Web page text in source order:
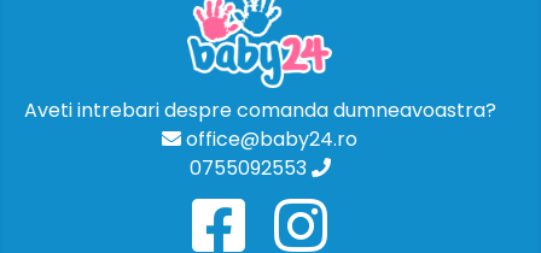
Aveti intrebari despre comanda dumneavoastra?
office@baby24.ro
0755092553